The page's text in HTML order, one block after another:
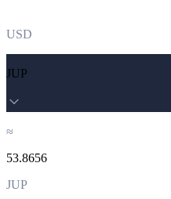
USD
JUP
≈
53.8656
JUP